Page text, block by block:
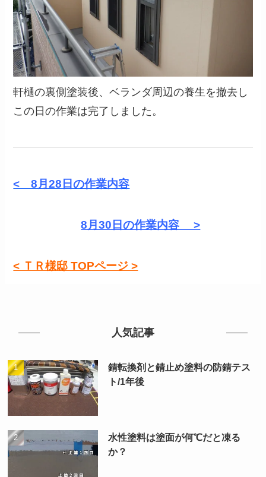
軒樋の裏側塗装後、ベランダ周辺の養生を撤去し
この日の作業は完了しました。
< 8月28 日の作業内容
8月30日の作業内容 >
< ＴＲ様邸 TOPページ >
人気記事
錆転換剤と錆止め塗料の防錆テス
ト/1年後
水性塗料は塗面が何℃だと凍る
か？